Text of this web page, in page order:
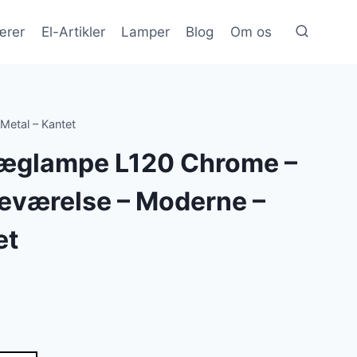
El-Artikler Lamper Blog Om os
– Kantet
L120 Chrome –
– Moderne –